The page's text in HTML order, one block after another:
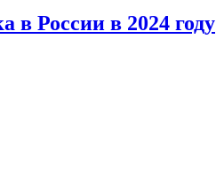
в России в 2024 году